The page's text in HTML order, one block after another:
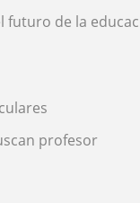
futuro de la
profesor